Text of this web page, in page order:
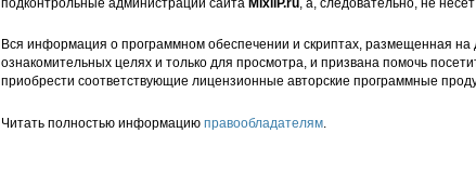
Вся информация о программном обеспечении и скриптах, размещенная на
ознакомительных целях и только для просмотра, и призвана помочь
приобрести соответствующие лицензионные авторские программные
Читать полностью информацию правообладателям.